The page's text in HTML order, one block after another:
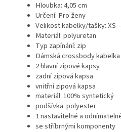
Hloubka: 4,05 cm
Určení: Pro ženy
Velikost kabelky/tašky: XS
Materiál: polyuretan
Typ zapínání: zip
Dámská crossbody kabelka
2 hlavní zipové kapsy
zadní zipová kapsa
vnitřní zipová kapsa
materiál: 100% syntetický
podšívka: polyester
1 nastavitelné a
se stříbrnými komponenty